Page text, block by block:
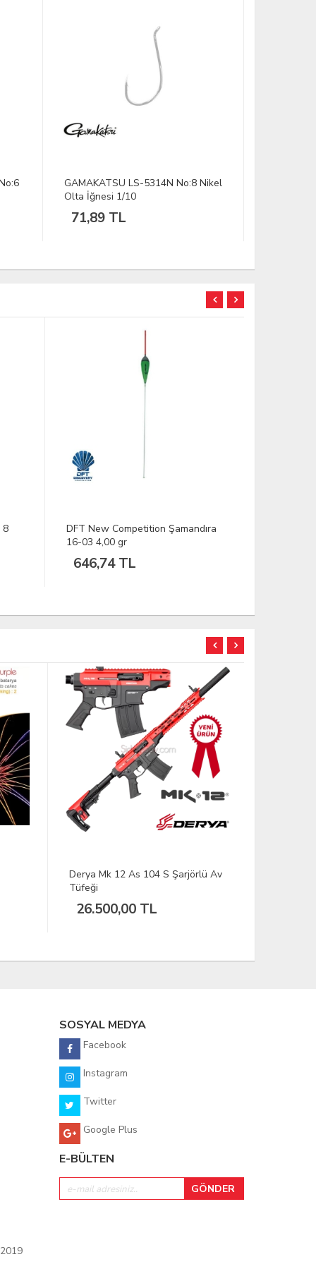
GAMAKATSU LS-5314N No:8 Nikel
Olta İğnesi 1/10
71,89 TL
DFT New Competition Şamandıra
16-03 4,00 gr
646,74 TL
Derya Mk 12 As 104 S Şarjörlü Av
Tüfeği
26.500,00 TL
SOSYAL MEDYA
Facebook
Instagram
Twitter
Google Plus
E-BÜLTEN